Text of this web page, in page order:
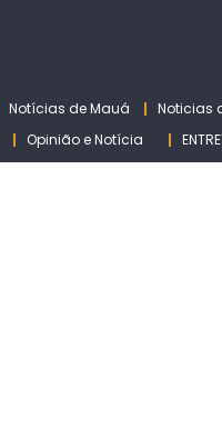
Notícias de Mauá
Noticias
Opinião e Notícia